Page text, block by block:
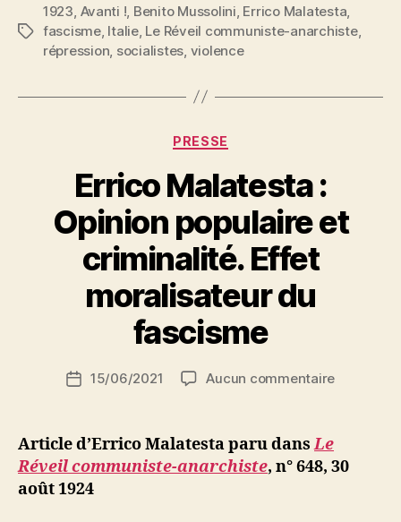
La
leçon
Étiquettes
1923, Avanti !, Benito Mussolini, Errico Malatesta,
fascisme, Italie, Le Réveil communiste-anarchiste,
répression, socialistes, violence
Catégories
PRESSE
Errico Malatesta :
Opinion populaire et
criminalité. Effet
moralisateur du
fascisme
a
S
N
ji
b
Date15/06/2021 Aucun commentairesur
Opinion
populaire
Article d’Errico Malatesta paru dansLe
Réveil communiste-anarchiste, n° 648, 30
août 1924